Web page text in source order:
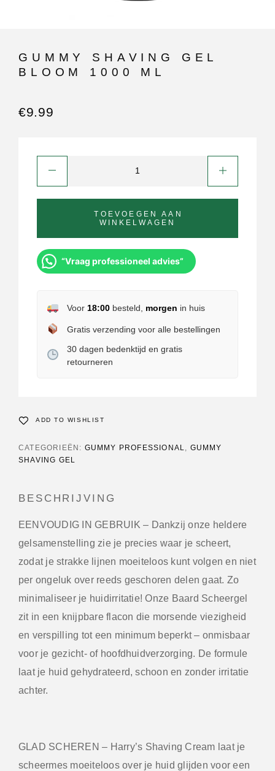
GUMMY SHAVING GEL
BLOOM 1000 ML
€9.99
TOEVOEGEN AAN
WINKELWAGEN
“Vraag professioneel advies”
Voor 18:00besteld, morgen in huis
Gratis verzending voor alle bestellingen
30 dagen bedenktijd en gratis
retourneren
ADD TO WISHLIST
CATEGORIEËN: GUMMY PROFESSIONAL, GUMMY
SHAVING GEL
BESCHRIJVING
EENVOUDIG IN GEBRUIK – Dankzij onze heldere
gelsamenstelling zie je precies waar je scheert,
zodat je strakke lijnen moeiteloos kunt volgen en niet
per ongeluk over reeds geschoren delen gaat. Zo
minimaliseer je huidirritatie! Onze Baard Scheergel
zit in een knijpbare flacon die mor­sende viezigheid
en verspilling tot een minimum beperkt – onmisbaar
voor je gezicht- of hoofdhuidverzorging. De formule
laat je huid gehydrateerd, schoon en zonder irritatie
achter.
GLAD SCHEREN – Harry’s Shaving Cream laat je
scheermes moeiteloos over je huid glijden voor een